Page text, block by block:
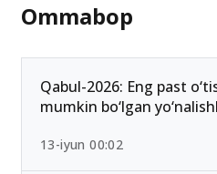
Ommabop
Qabul-2026: Eng past
mumkin bo‘lgan
13-iyun 00:02